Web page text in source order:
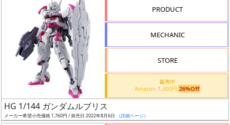
抽
選
PRODUCT
MECHANIC
STORE
販売中
Amazon 1,300円 26%Off
HG 1/144 ガンダムルブリス
メーカー希望小売価格 1,760円 / 発売日 2022年8月6日 （詳細ページ）